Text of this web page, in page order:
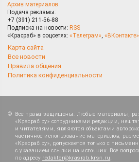
Архив материалов
Подача рекламы:
+7 (391) 211-56-88
Подписка на новости: RSS
«Красраб» в соцсетях: «Телеграм» «ВКонтакте»
Карта сайта
Все новости
Правила общения
Политика конфиденциальности
Все права защищены. Любые материалы,
«Красраб.ру» сотрудниками редакции,
и читателями, являются объектами
частичное использование материалов,
«Красраб.ру», допускается только с
с указанием ссылки на источник. Все
по адресу redaktor@krasrab.krsn.ru.